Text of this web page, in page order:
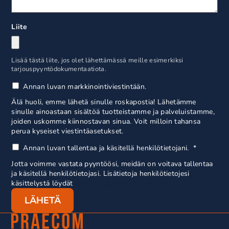
Liite
Lisää tästä liite, jos olet lähettämässä meille esimerkiksi
tarjouspyyntödokumentaatiota.
Annan luvan markkinointiviestintään.
Älä huoli, emme lähetä sinulle roskapostia! Lähetämme
sinulle ainoastaan sisältöä tuotteistamme ja palveluistamme,
joiden uskomme kiinnostavan sinua. Voit milloin tahansa
perua kyseiset viestintäasetukset.
Annan luvan tallentaa ja käsitellä henkilötietojani. *
Jotta voimme vastata pyyntöösi, meidän on voitava tallentaa
ja käsitellä henkilötietojasi. Lisätietoja henkilötietojesi
käsittelystä löydät